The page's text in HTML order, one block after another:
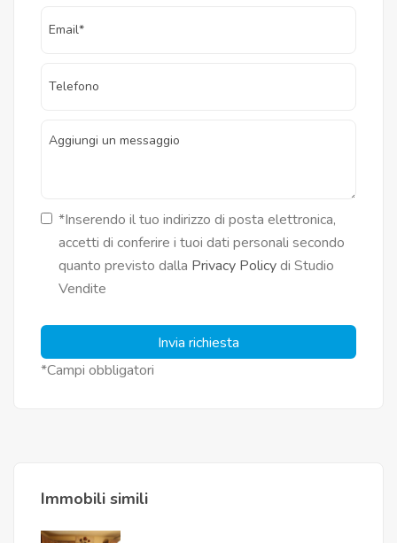
*Inserendo il tuo indirizzo di posta elettronica,
accetti di conferire i tuoi dati personali secondo
quanto previsto dalla Privacy Policydi Studio
Vendite
Invia richiesta
*Campi obbligatori
Immobili simili